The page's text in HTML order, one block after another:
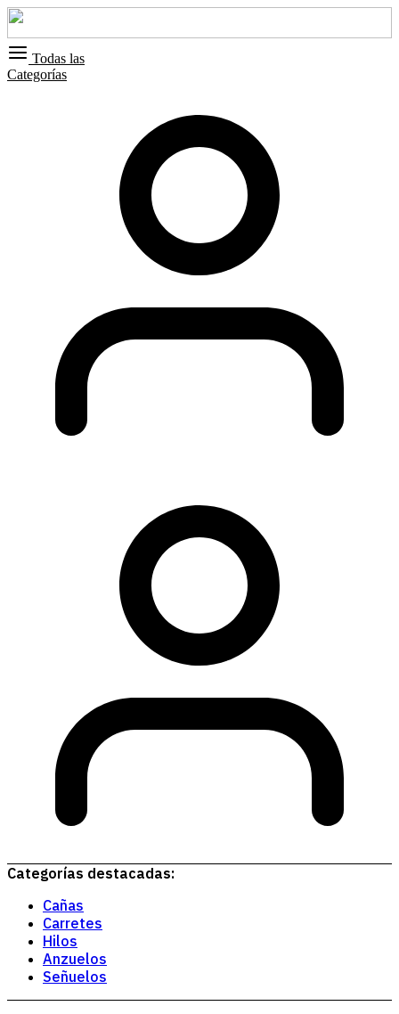
Todas las
Categorías
Categorías destacadas:
Cañas
Carretes
Hilos
Anzuelos
Señuelos